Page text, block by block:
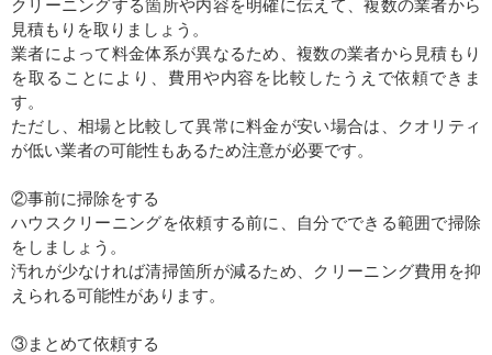
クリーニングする箇所や内容を明確に伝えて、複数の業者から
見積もりを取りましょう。
業者によって料金体系が異なるため、複数の業者から見積もり
を取ることにより、費用や内容を比較したうえで依頼できま
す。
ただし、相場と比較して異常に料金が安い場合は、クオリティ
が低い業者の可能性もあるため注意が必要です。
②事前に掃除をする
ハウスクリーニングを依頼する前に、自分でできる範囲で掃除
をしましょう。
汚れが少なければ清掃箇所が減るため、クリーニング費用を抑
えられる可能性があります。
③まとめて依頼する